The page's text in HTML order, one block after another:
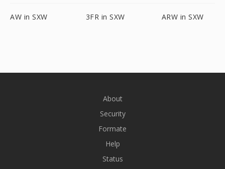
AW in SXW 3FR in SXW ARW in SXW
About
Security
Formate
Help
Status